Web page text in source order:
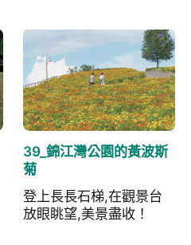
39_錦江灣公園的黃波斯
菊
登上長長石梯,在觀景台
放眼眺望,美景盡收！